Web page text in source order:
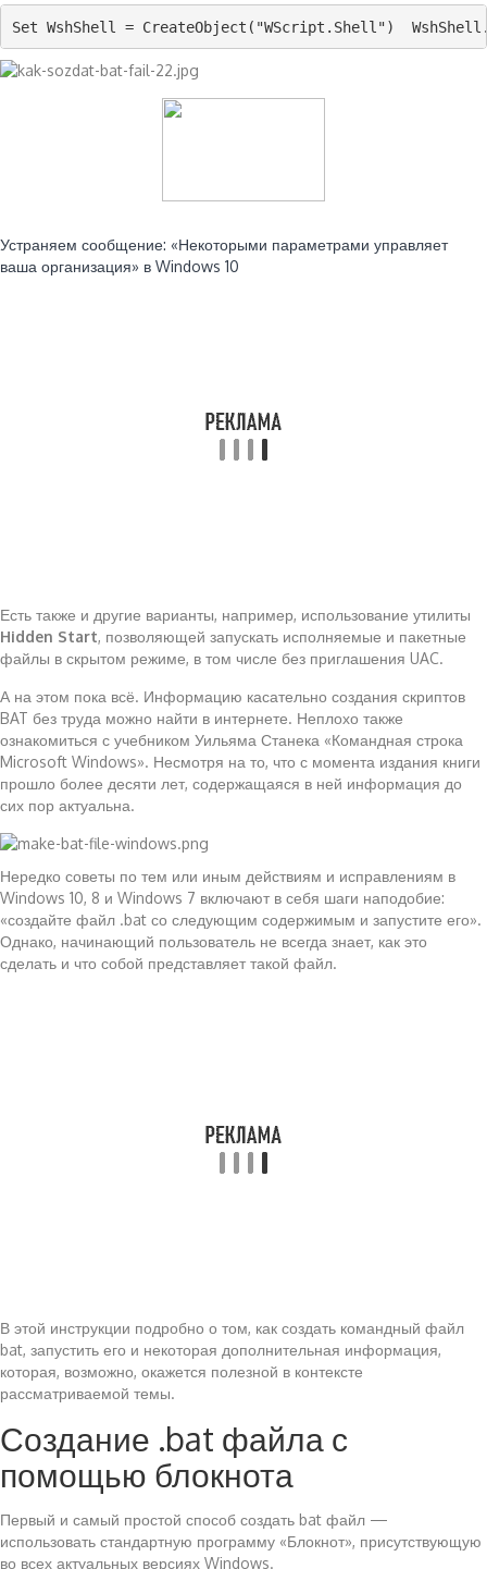
Set WshShell = CreateObject("WScript.Shell")
Устраняем сообщение: «Некоторыми параметрами управляет
ваша организация» в Windows 10
Есть также и другие варианты, например, использование утилиты
Hidden Start, позволяющей запускать исполняемые и пакетные
файлы в скрытом режиме, в том числе без приглашения UAC.
А на этом пока всё. Информацию касательно создания скриптов
BAT без труда можно найти в интернете. Неплохо также
ознакомиться с учебником Уильяма Станека «Командная строка
Microsoft Windows». Несмотря на то, что с момента издания книги
прошло более десяти лет, содержащаяся в ней информация до
сих пор актуальна.
Нередко советы по тем или иным действиям и исправлениям в
Windows 10, 8 и Windows 7 включают в себя шаги наподобие:
«создайте файл .bat со следующим содержимым и запустите его».
Однако, начинающий пользователь не всегда знает, как это
сделать и что собой представляет такой файл.
В этой инструкции подробно о том, как создать командный файл
bat, запустить его и некоторая дополнительная информация,
которая, возможно, окажется полезной в контексте
рассматриваемой темы.
Создание .bat файла с
помощью блокнота
Первый и самый простой способ создать bat файл —
использовать стандартную программу «Блокнот», присутствующую
во всех актуальных версиях Windows.